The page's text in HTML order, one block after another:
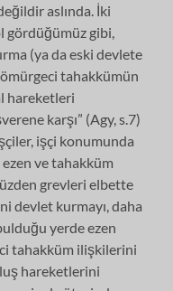
aslında. İki
gördüğümüz gibi,
(ya da eski devlete
tahakkümün
hareketleri
karşı” (Agy, s.7)
işçi konumunda
ezen ve tahakküm
grevleri elbette
devlet kurmayı, daha
yerde ezen
tahakküm ilişkilerini
hareketlerini